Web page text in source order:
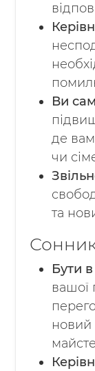
Ви
де
чи
та
Бути
вашої
новий